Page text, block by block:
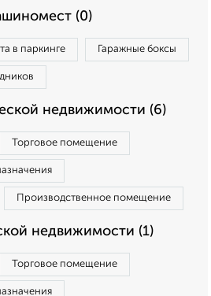
(0)
в паркинге Гаражные боксы
недвижимости (6)
Торговое помещение
Производственное помещение
недвижимости (1)
Торговое помещение